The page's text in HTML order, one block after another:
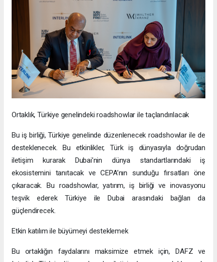
Ortaklık, Türkiye genelindeki roadshowlar ile taçlandırılacak
Bu iş birliği, Türkiye genelinde düzenlenecek roadshowlar ile de
desteklenecek. Bu etkinlikler, Türk iş dünyasıyla doğrudan
iletişim kurarak Dubai’nin dünya standartlarındaki iş
ekosistemini tanıtacak ve CEPA’nın sunduğu fırsatları öne
çıkaracak. Bu roadshowlar, yatırım, iş birliği ve inovasyonu
teşvik ederek Türkiye ile Dubai arasındaki bağları da
güçlendirecek.
Etkin katılım ile büyümeyi desteklemek
Bu ortaklığın faydalarını maksimize etmek için, DAFZ ve